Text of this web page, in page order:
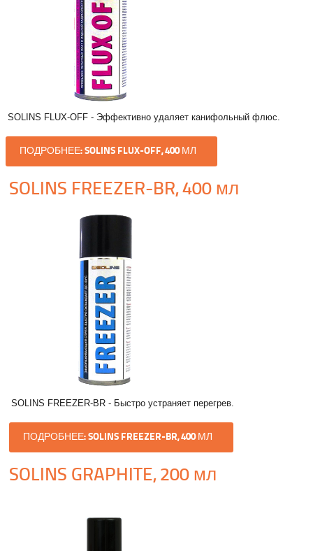
SOLINS FLUX-OFF - Эффективно удаляет канифольный флюс.
ПОДРОБНЕЕ: SOLINS FLUX-OFF, 400 МЛ
SOLINS FREEZER-BR, 400 мл
SOLINS FREEZER-BR - Быстро устраняет перегрев.
ПОДРОБНЕЕ: SOLINS FREEZER-BR, 400 МЛ
SOLINS GRAPHITE, 200 мл